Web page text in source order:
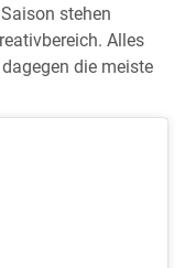
stehen
Alles
die meiste